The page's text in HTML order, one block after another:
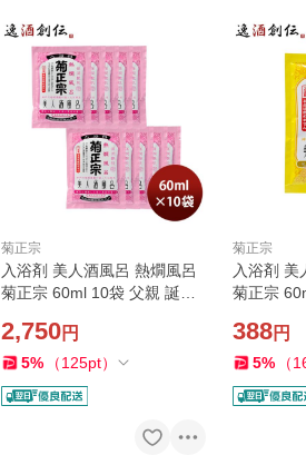
菊正宗
入浴剤 美人酒風呂 熱燗風呂
菊正宗 60ml 10袋 父親 誕生
夏ギフト 暑中見舞い
2,750円
5% （125pt）
菊正宗
入浴剤 美
菊正宗
ギフト 暑
388円
5% （